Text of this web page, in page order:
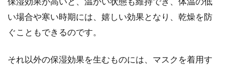
毛穴汚れを撃退するスクラブ洗顔は
ドラッグストアでゲット
代になってきました。清潔感を保つのはご自身
い場合や寒い時期には、嬉しい効果となり、乾燥を防
ぐこともできるのです。
それ以外の保湿効果を生むものには、マスクを着用す